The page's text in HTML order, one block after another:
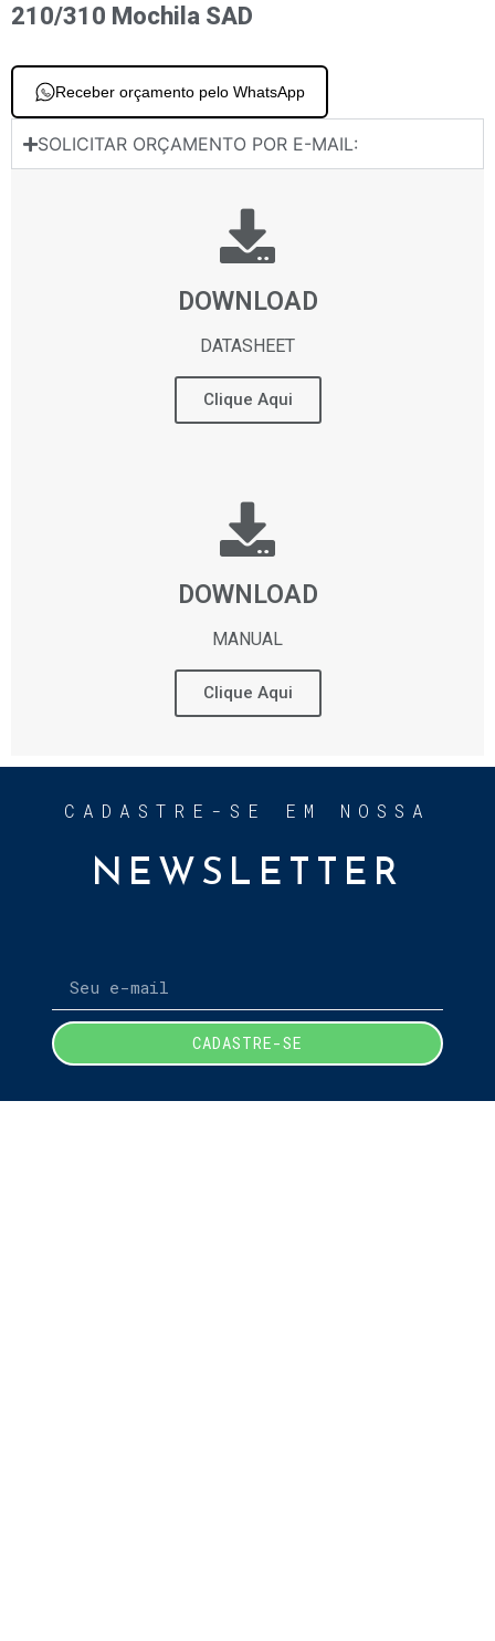
210/310 Mochila SAD
Receber orçamento pelo WhatsApp
SOLICITAR ORÇAMENTO POR E-MAIL:
DOWNLOAD
DATASHEET
Clique Aqui
DOWNLOAD
MANUAL
Clique Aqui
CADASTRE-SE EM NOSSA
NEWSLETTER
CADASTRE-SE